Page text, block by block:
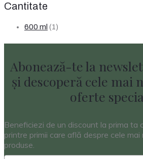
Cantitate
600 ml (1)
Abonează-te la
și descoperă cele mai
oferte
Beneficiezi de un discount la prima ta
printre primii care află despre cele
produse.